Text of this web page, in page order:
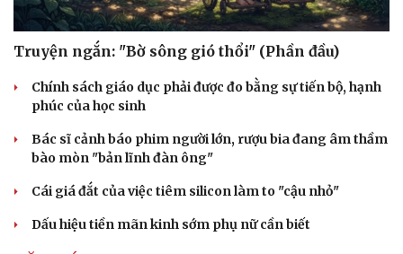
Sức khỏe
Dinh dưỡng - món ngon
Cây thuốc
Sản phụ khoa
Nhi khoa
Nam khoa
Làm đẹp - giảm cân
Ăn sạch sống khỏe
Đời sống
Nhà đẹp
Tình yêu - Gia đình
Truyện ngắn: "Bờ sông gió thổi" (Phần đầu)
Chính sách giáo dục phải được đo bằng sự tiến bộ, hạnh
phúc của học sinh
Bác sĩ cảnh báo phim người lớn, rượu bia đang âm thầm
bào mòn "bản lĩnh đàn ông"
Cái giá đắt của việc tiêm silicon làm to "cậu nhỏ"
Dấu hiệu tiền mãn kinh sớm phụ nữ cần biết